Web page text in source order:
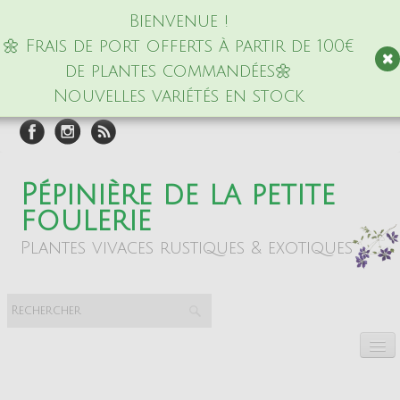
Bienvenue !
🌼 Frais de port offerts à partir de 100€
de plantes commandées🌼
Nouvelles variétés en stock
Pépinière de la petite
foulerie
Plantes vivaces rustiques & exotiques